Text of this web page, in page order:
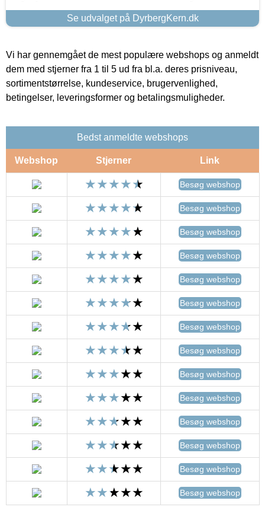
Se udvalget på DyrbergKern.dk
Vi har gennemgået de mest populære webshops og anmeldt
dem med stjerner fra 1 til 5 ud fra bl.a. deres prisniveau,
sortimentstørrelse, kundeservice, brugervenlighed,
betingelser, leveringsformer og betalingsmuligheder.
Bedst anmeldte webshops
Webshop Stjerner Link
Besøg webshop
Besøg webshop
Besøg webshop
Besøg webshop
Besøg webshop
Besøg webshop
Besøg webshop
Besøg webshop
Besøg webshop
Besøg webshop
Besøg webshop
Besøg webshop
Besøg webshop
Besøg webshop